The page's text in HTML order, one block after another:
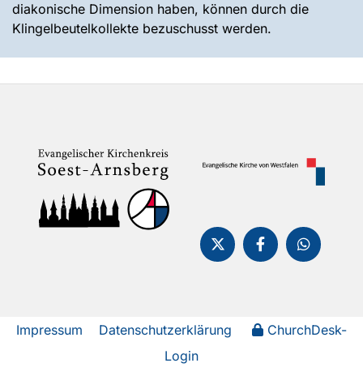
diakonische Dimension haben, können durch die
Klingelbeutelkollekte bezuschusst werden.
Impressum Datenschutzerklärung
ChurchDesk-
Login